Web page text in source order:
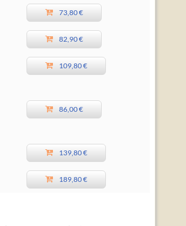
73,80 €
82,90 €
109,80 €
86,00 €
139,80 €
189,80 €